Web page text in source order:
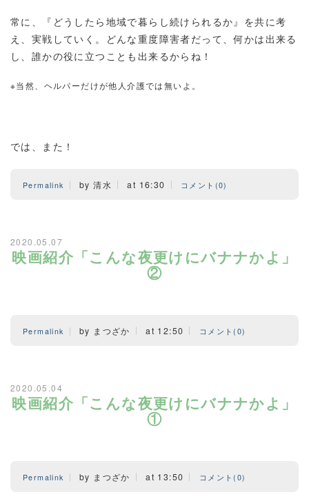
常に、『どうしたら地域で暮らし続けられるか』を共に考
え、実戦していく。どんな重度障害者だって、何かは出来る
し、誰かの役に立つことも出来るからね！
※当然、ヘルパーだけが他人介護では無いよ。
では、また！
Permalink by 清水 at 16:30 コメント(0)
2020.05.07
映画紹介「こんな夜更けにバナナかよ」
②
Permalink by まつざか at 12:50 コメント(0)
2020.05.04
映画紹介「こんな夜更けにバナナかよ」
①
Permalink by まつざか at 13:50 コメント(0)